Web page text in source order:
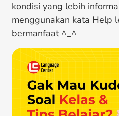
kondisi yang lebih
menggunakan kata Help
bermanfaat ^_^